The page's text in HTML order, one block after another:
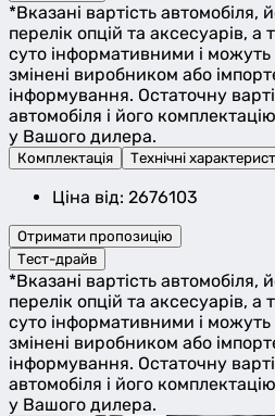
*Вказані вартість автомобіля,
перелік опцій та аксесуарів,
суто інформативними і можуть
змінені виробником або
інформування. Остаточну
автомобіля і його
у Вашого дилера.
Комплектація Технічні
Ціна від: 2676103
Отримати пропозицію
Тест-драйв
*Вказані вартість автомобіля,
перелік опцій та аксесуарів,
суто інформативними і можуть
змінені виробником або
інформування. Остаточну
автомобіля і його
у Вашого дилера.